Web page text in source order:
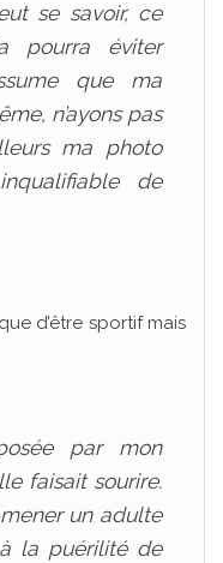
se savoir, ce
pourra éviter
que ma
n’ayons pas
ma photo
de
d’être sportif mais
par mon
faisait sourire.
un adulte
la puérilité de